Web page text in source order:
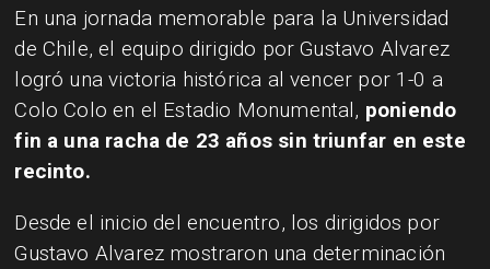
​En una jornada memorable para la Universidad
de Chile, el equipo dirigido por Gustavo Alvarez
logró una victoria histórica al vencer por 1-0 a
Colo Colo en el Estadio Monumental, poniendo
fin a una racha de 23 años sin triunfar en este
recinto.
​Desde el inicio del encuentro, los dirigidos por
Gustavo Alvarez mostraron una determinación